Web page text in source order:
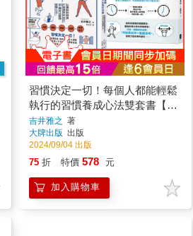
習慣決定一切！每個人都能輕鬆
執行的習慣養成心法雙套書【超
強習慣養成，輕而易舉創造人生
複利效應＋改變人生的早起習慣
養成】
吉井雅之 著
大牌出版 出版
2024/09/04 出版
75 折 特價 578 元
加入購物車